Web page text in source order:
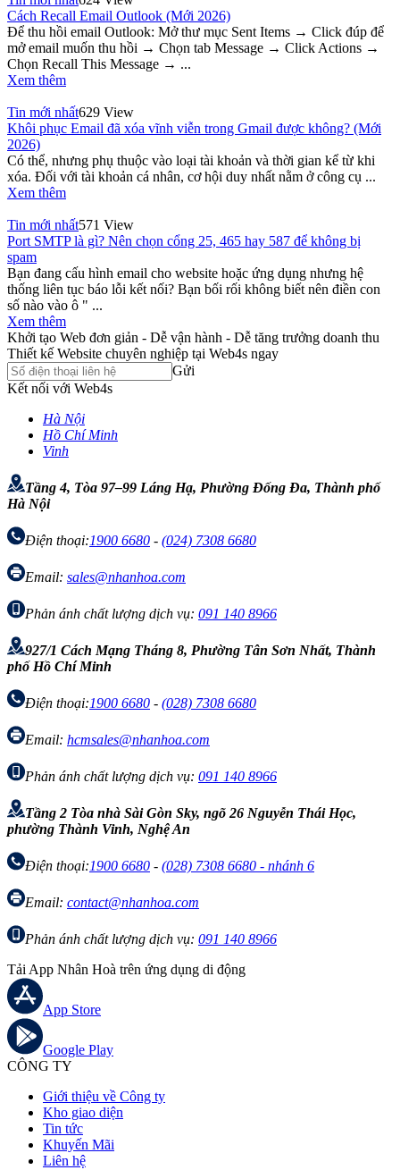
Cách Recall Email Outlook (Mới 2026)
Để thu hồi email Outlook: Mở thư mục Sent Items → Click đúp để
mở email muốn thu hồi → Chọn tab Message → Click Actions →
Chọn Recall This Message → ...
Xem thêm
Tin mới nhất629 View
Khôi phục Email đã xóa vĩnh viễn trong Gmail được không? (Mới
2026)
Có thể, nhưng phụ thuộc vào loại tài khoản và thời gian kể từ khi
xóa. Đối với tài khoản cá nhân, cơ hội duy nhất nằm ở công cụ ...
Xem thêm
Tin mới nhất571 View
Port SMTP là gì? Nên chọn cổng 25, 465 hay 587 để không bị
spam
Bạn đang cấu hình email cho website hoặc ứng dụng nhưng hệ
thống liên tục báo lỗi kết nối? Bạn bối rối không biết nên điền con
số nào vào ô " ...
Xem thêm
Khởi tạo Web đơn giản - Dễ vận hành - Dễ tăng trưởng doanh thu
Thiết kế Website chuyên nghiệp tại Web4s ngay
Gửi
Kết nối với Web4s
Hà Nội
Hồ Chí Minh
Vinh
Tầng 4, Tòa 97–99 Láng Hạ, Phường Đống Đa, Thành phố
Hà Nội
Điện thoại:1900 6680 - (024) 7308 6680
Email: sales@nhanhoa.com
Phản ánh chất lượng dịch vụ: 091 140 8966
927/1 Cách Mạng Tháng 8, Phường Tân Sơn Nhất, Thành
phố Hồ Chí Minh
Điện thoại:1900 6680 - (028) 7308 6680
Email: hcmsales@nhanhoa.com
Phản ánh chất lượng dịch vụ: 091 140 8966
Tầng 2 Tòa nhà Sài Gòn Sky, ngõ 26 Nguyễn Thái Học,
phường Thành Vinh, Nghệ An
Điện thoại:1900 6680 - (028) 7308 6680 - nhánh 6
Email: contact@nhanhoa.com
Phản ánh chất lượng dịch vụ: 091 140 8966
Tải App Nhân Hoà trên ứng dụng di động
App Store
Google Play
CÔNG TY
Giới thiệu về Công ty
Kho giao diện
Tin tức
Khuyến Mãi
Liên hệ